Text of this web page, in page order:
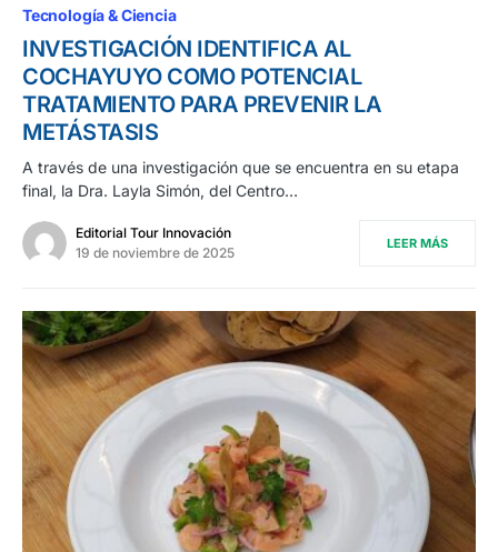
Tecnología & Ciencia
INVESTIGACIÓN IDENTIFICA AL
COCHAYUYO COMO POTENCIAL
TRATAMIENTO PARA PREVENIR LA
METÁSTASIS
A través de una investigación que se encuentra en su etapa
final, la Dra. Layla Simón, del Centro…
Editorial Tour Innovación
19 de noviembre de 2025
LEER MÁS